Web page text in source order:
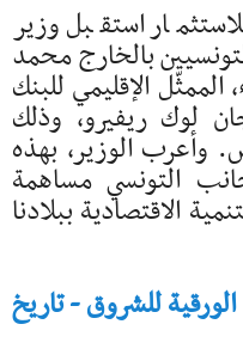
استقبل وزير
بالخارج محمد
الممثّل الإقليمي للبنك
لوك ريفيرو، وذلك
وأعرب الوزير، بهذه
التونسي مساهمة
الاقتصادية ببلادنا
للشروق - تاريخ